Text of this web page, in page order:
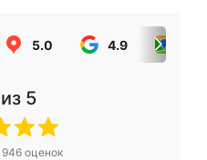
5.0 4.9
из 5
946оценок